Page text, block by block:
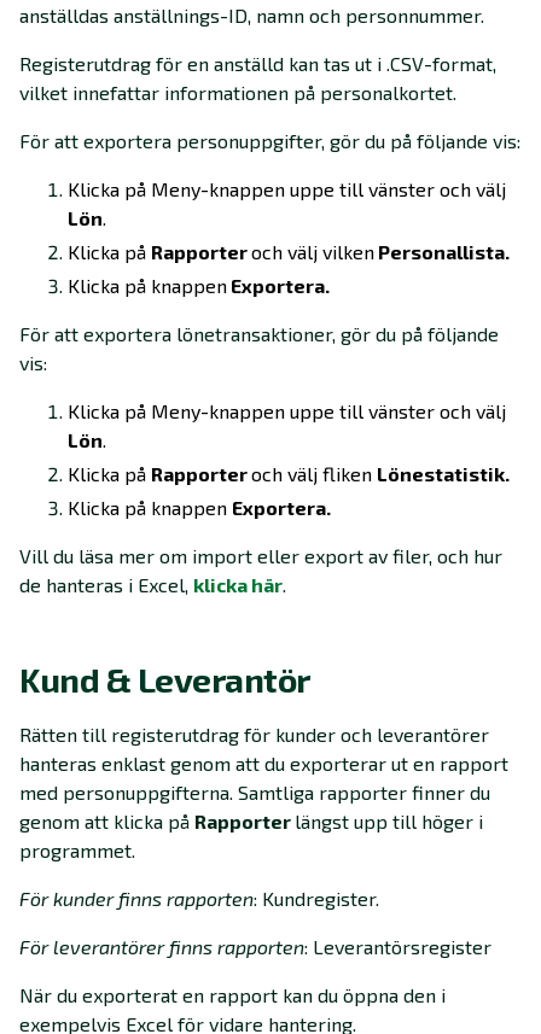
anställdas anställnings-ID, namn och personnummer.
Registerutdrag för en anställd kan tas ut i .CSV-format,
vilket innefattar informationen på personalkortet.
För att exportera personuppgifter, gör du på följande vis:
Klicka på Meny-knappen uppe till vänster och välj
Lön.
Klicka på Rapporteroch välj vilken Personallista.
Klicka på knappen Exportera.
För att exportera lönetransaktioner, gör du på följande
vis:
Klicka på Meny-knappen uppe till vänster och välj
Lön.
Klicka på Rapporteroch välj fliken Lönestatistik.
Klicka på knappen Exportera.
Vill du läsa mer om import eller export av filer, och hur
de hanteras i Excel, klicka här.
Kund & Leverantör
Rätten till registerutdrag för kunder och leverantörer
hanteras enklast genom att du exporterar ut en rapport
med personuppgifterna. Samtliga rapporter finner du
genom att klicka på Rapporter längst upp till höger i
programmet.
För kunder finns rapporten: Kundregister.
För leverantörer finns rapporten: Leverantörsregister
När du exporterat en rapport kan du öppna den i
exempelvis Excel för vidare hantering.